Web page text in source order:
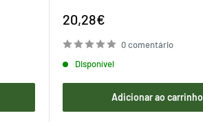
Preço
venda
20,28€
0 comentário
Disponível
Adicionar ao carrinho